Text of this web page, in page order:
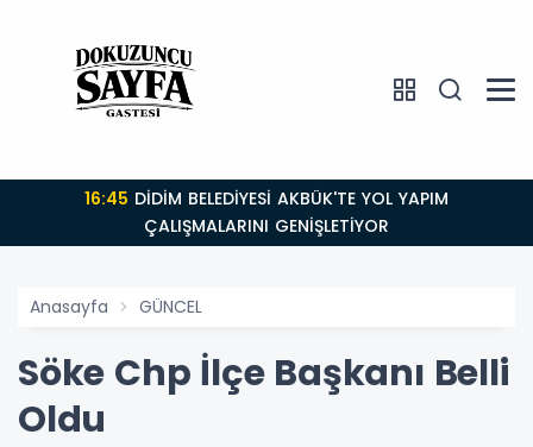
16:45
ÇALIŞMALARINI GENİŞLETİYOR
Anasayfa GÜNCEL
Söke Chp İlçe Başkanı Belli
Oldu